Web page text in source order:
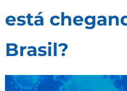
está
Brasil?